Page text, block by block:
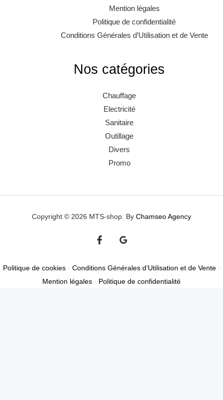
Mention légales
Politique de confidentialité
Conditions Générales d’Utilisation et de Vente
Nos catégories
Chauffage
Electricité
Sanitaire
Outillage
Divers
Promo
Copyright © 2026 MTS-shop. By Chamseo Agency
Politique de cookies- Conditions Générales d’Utilisation et de Vente-
Mention légales - Politique de confidentialité